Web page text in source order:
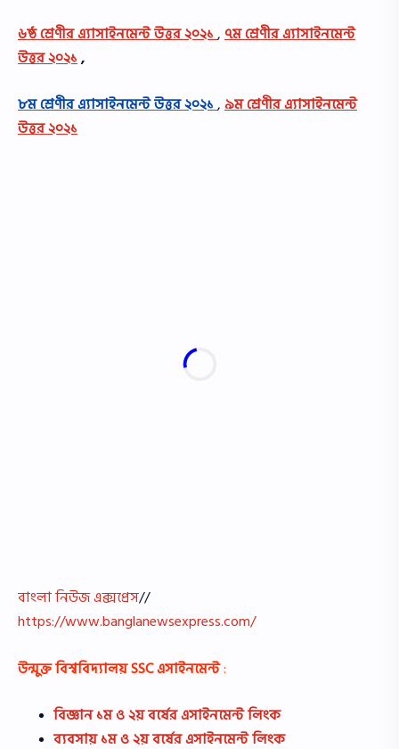
৬ষ্ঠ শ্রেণীর এ্যাসাইনমেন্ট উত্তর ২০২১,৭ম শ্রেণীর এ্যাসাইনমেন্ট
উত্তর ২০২১,
৮ম শ্রেণীর এ্যাসাইনমেন্ট উত্তর ২০২১,৯ম শ্রেণীর এ্যাসাইনমেন্ট
উত্তর ২০২১
বাংলা নিউজ এক্সপ্রেস//
https://www.banglanewsexpress.com/
উন্মুক্ত বিশ্ববিদ্যালয়SSCএসাইনমেন্ট:
বিজ্ঞান ১ম ও ২য় বর্ষের এসাইনমেন্ট লিংক
ব্যবসায় ১ম ও ২য় বর্ষের এসাইনমেন্ট লিংক